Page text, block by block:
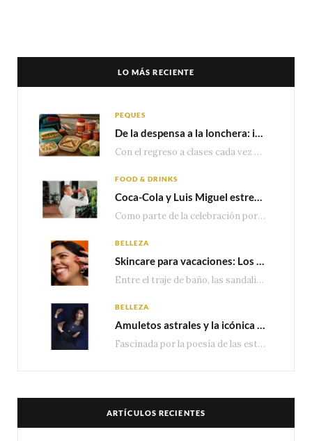
LO MÁS RECIENTE
PEQUES
De la despensa a la lonchera: ideas rápidas para el regreso a clases
Con el regreso a clases cada vez más cerca, las familias comienzan a reorganizar horarios,…
FOOD & DRINKS
Coca-Cola y Luis Miguel estrenan el comercial que celebra 100 años de historia junto a México
Como parte de la celebración por sus primeros 100 años enMéxico, Coca-Cola presenta hoy el…
BELLEZA
Skincare para vacaciones: Los do’s and dont’s para cuidar tu piel
Entre el traje de baño, las sandalias, los lentes de sol y los looks que…
BELLEZA
Amuletos astrales y la icónica colección Zodiaque de Van Cleef & Arpels
Fascinada por la poesía de las estrellas, la Maison Van Cleef & Arpels celebra la llegada de las…
ARTÍCULOS RECIENTES